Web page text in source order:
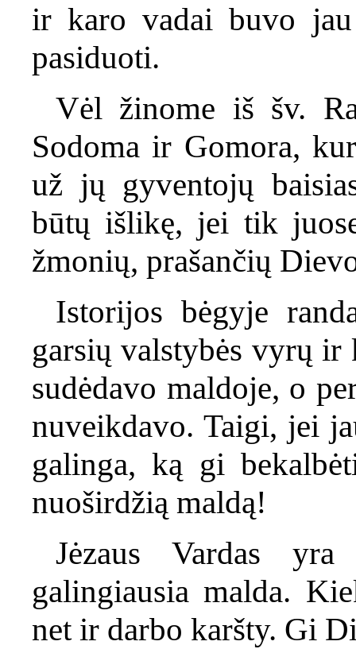
ir karo vadai buvo
pasiduoti.
Vėl žinome iš šv.
Sodoma ir Gomora,
už jų gyventojų
būtų išlikę, jei tik
žmonių, prašančių
Istorijos bėgyje
garsių valstybės vyrų
sudėdavo maldoje, o
nuveikdavo. Taigi, jei
galinga, ką gi
nuoširdžią maldą!
Jėzaus Vardas
galingiausia malda.
net ir darbo karšty. Gi